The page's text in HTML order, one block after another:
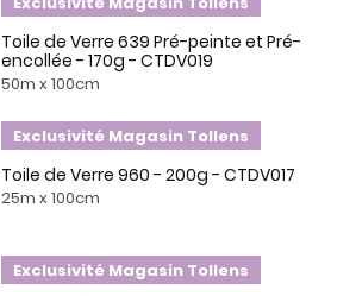
Toile de Verre 639 Pré-peinte et Pré-
encollée - 170g - CTDV019
50m x 100cm
Exclusivité Magasin Tollens
Toile de Verre 960 - 200g - CTDV017
25m x 100cm
Exclusivité Magasin Tollens